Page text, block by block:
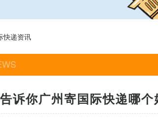
快递资讯
诉你广州寄国际快递哪